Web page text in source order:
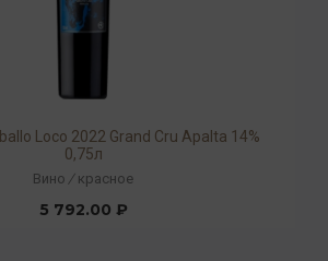
Loco 2022 Grand Cru Apalta 14%
0,75л
Вино / красное
5 792.00 ₽